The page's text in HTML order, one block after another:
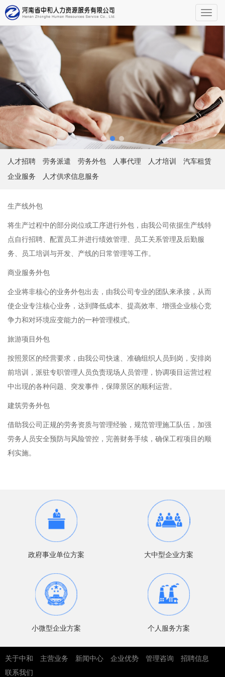
导
航
人才招聘 劳务派遣 劳务外包 人事代理 人才培训
汽车租赁
企业服务
人才供求信息服务
生产线外包
将生产过程中的部分岗位或工序进行外包，由我公司依据生产线特
点自行招聘、配置员工并进行绩效管理、员工关系管理及后勤服
务、员工培训与开发、产线的日常管理等工作。
商业服务外包
企业将非核心的业务外包出去，由我公司专业的团队来承接，从而
使企业专注核心业务，达到降低成本、提高效率、增强企业核心竞
争力和对环境应变能力的一种管理模式。
旅游项目外包
按照景区的经营要求，由我公司快速、准确组织人员到岗，安排岗
前培训，派驻专职管理人员负责现场人员管理，协调项目运营过程
中出现的各种问题、突发事件，保障景区的顺利运营。
建筑劳务外包
借助我公司正规的劳务资质与管理经验，规范管理施工队伍，加强
劳务人员安全预防与风险管控，完善财务手续，确保工程项目的顺
利实施。
政府事业单位方案 大中型企业方案
小微型企业方案 个人服务方案
关于中和 主营业务 新闻中心 企业优势 管理咨询
招聘信息
联系我们